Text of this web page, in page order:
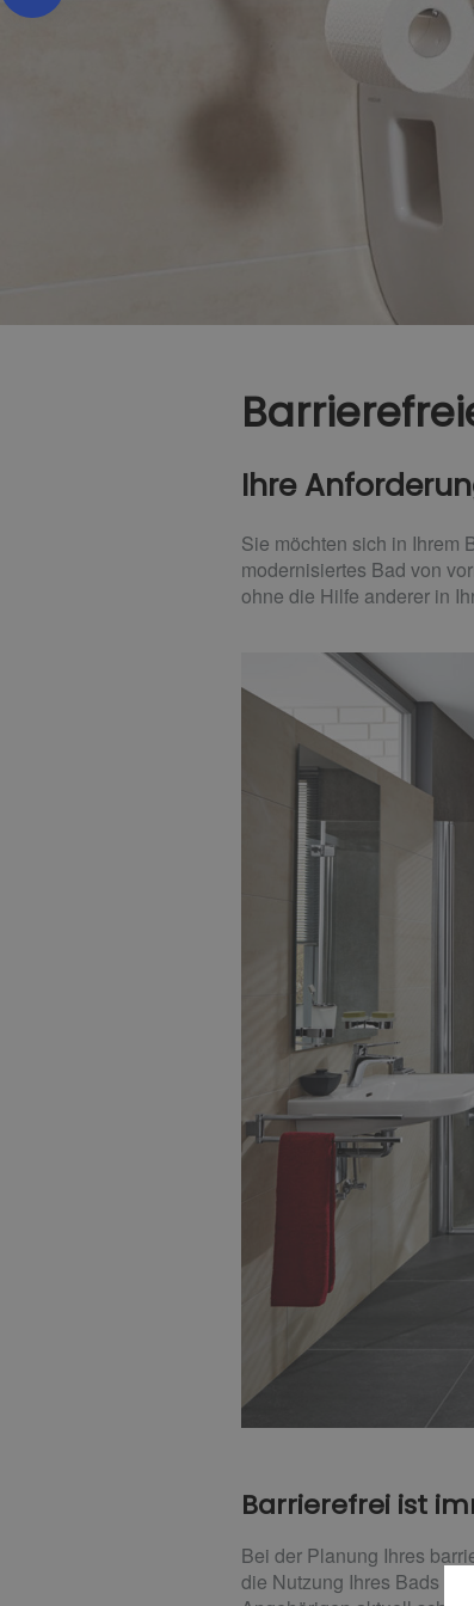
Ihre
Sie möchten sich in Ihrem
modernisiertes Bad von
ohne die Hilfe anderer in
Barrierefrei ist
Bei der Planung Ihres
die Nutzung Ihres Bads